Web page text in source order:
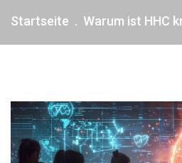
Startseite Warum ist HHC